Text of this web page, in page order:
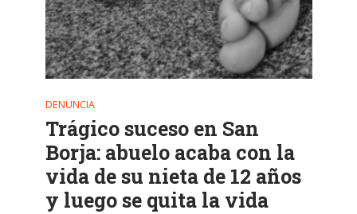
DENUNCIA
Trágico suceso en San
Borja: abuelo acaba con la
vida de su nieta de 12 años
y luego se quita la vida